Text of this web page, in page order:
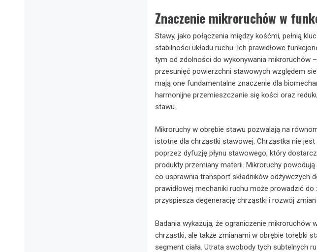
Znaczenie mikroruchów w
Stawy, jako połączenia między kośćmi, pełnią
stabilności układu ruchu. Ich prawidłowe
tym od zdolności do wykonywania mikroruchów
przesunięć powierzchni stawowych względem
mają one fundamentalne znaczenie dla
harmonijne przemieszczanie się kości oraz
stawu.
Mikroruchy w obrębie stawu pozwalają na
istotne dla chrząstki stawowej. Chrząstka nie
poprzez dyfuzję płynu stawowego, który
produkty przemiany materii. Mikroruchy
co usprawnia transport składników odżywczych
prawidłowej mechaniki ruchu może prowadzić
przyspiesza degenerację chrząstki i rozwój
Badania wykazują, że ograniczenie mikroruchów
chrząstki, ale także zmianami w obrębie torebki
segment ciała. Utrata swobody tych subtelnych